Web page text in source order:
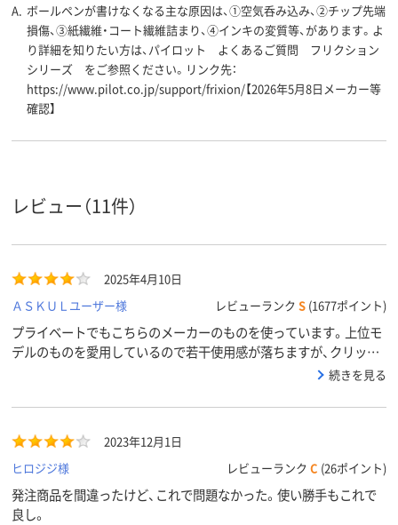
A. ボールペンが書けなくなる主な原因は、①空気呑み込み、②チップ先端
損傷、③紙繊維・コート繊維詰まり、④インキの変質等、があります。よ
り詳細を知りたい方は、パイロット よくあるご質問 フリクション
シリーズ をご参照ください。リンク先：
https://www.pilot.co.jp/support/frixion/【2026年5月8日メーカー等
確認】
レビュー（11件）
2025年4月10日
ＡＳＫＵＬユーザー様
レビューランク S (1677ポイント)
プライベートでもこちらのメーカーのものを使っています。上位モ
デルのものを愛用しているので若干使用感が落ちますが、クリップ
部分で色んなところに挟んでおけるなど使い勝手の良さはお墨付き
続きを見る
2023年12月1日
ヒロジジ様
レビューランク C (26ポイント)
発注商品を間違ったけど、これで問題なかった。使い勝手もこれで
良し。